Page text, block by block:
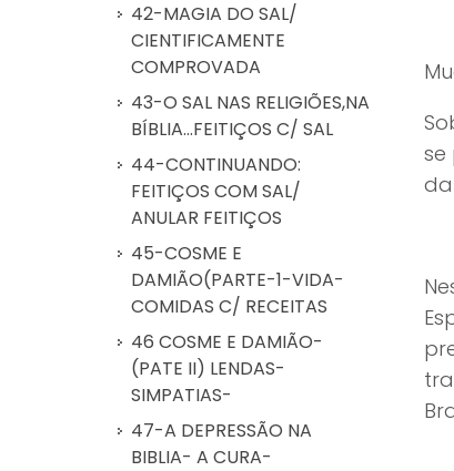
se
da
42-MAGIA DO SAL/
CIENTIFICAMENTE
COMPROVADA
43-O SAL NAS RELIGIÕES,NA
BÍBLIA...FEITIÇOS C/ SAL
44-CONTINUANDO:
FEITIÇOS COM SAL/
ANULAR FEITIÇOS
45-COSME E
DAMIÃO(PARTE-1-VIDA-
COMIDAS C/ RECEITAS
46 COSME E DAMIÃO-
(PATE II) LENDAS-
SIMPATIAS-
47-A DEPRESSÃO NA
BIBLIA- A CURA-